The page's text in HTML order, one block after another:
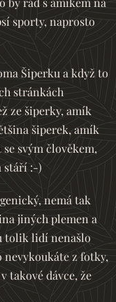
sporty, naprosto
Šiperku a když to
stránkách
ze šiperky, amík
šiperek, amík
svým člověkem,
stáří :-)
nemá tak
jiných plemen a
tolik lidí nenašlo
z fotky,
takové dávce, že